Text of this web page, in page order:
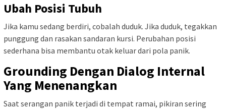
Ubah Posisi Tubuh
Jika kamu sedang berdiri, cobalah duduk. Jika duduk, tegakkan
punggung dan rasakan sandaran kursi. Perubahan posisi
sederhana bisa membantu otak keluar dari pola panik.
Grounding Dengan Dialog Internal
Yang Menenangkan
Saat serangan panik terjadi di tempat ramai, pikiran sering